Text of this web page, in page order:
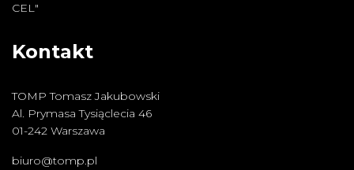
CEL"
Kontakt
TOMP Tomasz Jakubowski
Al. Prymasa Tysiąclecia 46
01-242 Warszawa
biuro@tomp.pl